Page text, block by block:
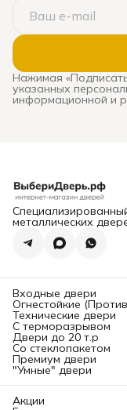
— от бюджетных до
премиальных, и
может стать
испытанием. Ошибка
оборачивается
сквозняками, звоном
каждом закрытии,
взлома и
дорогой замены. В
профессионально
установить надежную
входную дверь,
прослужит
Глава 1:
смотреть в первую
определяется ее
«начинкой». Вот
элементы, требующие
вашего внимания.
1. Каркас и толщина
металла:
Каркас:Должен быть
выполнен из
цельносварного
профиля (обычно
замкнутого
сечения). Сборные
Нажимая
указанных
информационной и
металлических
Входные двери
Огнестойкие
Технические двери
С терморазрывом
Двери до 20 т.р
Со стеклопакетом
Премиум двери
"Умные" двери
Акции